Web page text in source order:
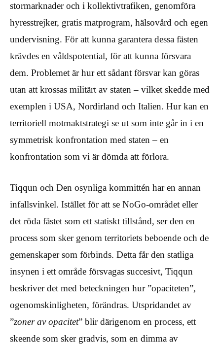
stormarknader och i kollektivtrafiken, genomföra
hyresstrejker, gratis matprogram, hälsovård och egen
undervisning. För att kunna garantera dessa fästen
krävdes en våldspotential, för att kunna försvara
dem. Problemet är hur ett sådant försvar kan göras
utan att krossas militärt av staten – vilket skedde med
exemplen i USA, Nordirland och Italien. Hur kan en
territoriell motmaktstrategi se ut som inte går in i en
symmetrisk konfrontation med staten – en
konfrontation som vi är dömda att förlora.
Tiqqun och Den osynliga kommittén har en annan
infallsvinkel. Istället för att se NoGo-området eller
det röda fästet som ett statiskt tillstånd, ser den en
process som sker genom territoriets beboende och de
gemenskaper som förbinds. Detta får den statliga
insynen i ett område försvagas succesivt, Tiqqun
beskriver det med beteckningen hur ”opaciteten”,
ogenomskinligheten, förändras. Utspridandet av
”zoner av opacitet” blir därigenom en process, ett
skeende som sker gradvis, som en dimma av